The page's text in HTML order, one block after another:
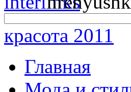
красота 2011
Главная